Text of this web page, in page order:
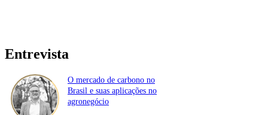
Entrevista
O mercado de carbono no
Brasil e suas aplicações no
agronegócio